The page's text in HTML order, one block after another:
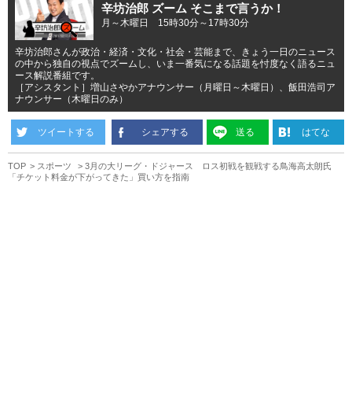
辛坊治郎 ズーム そこまで言うか！
月～木曜日 15時30分～17時30分
辛坊治郎さんが政治・経済・文化・社会・芸能まで、きょう一日のニュース
の中から独自の視点でズームし、いま一番気になる話題を忖度なく語るニュ
ース解説番組です。
［アシスタント］増山さやかアナウンサー（月曜日～木曜日）、飯田浩司ア
ナウンサー（木曜日のみ）
ツイートする シェアする 送る はてな
TOP スポーツ
3月の大リーグ・ドジャース ロス初戦を観戦する鳥海高太朗氏
「チケット料金が下がってきた」買い方を指南